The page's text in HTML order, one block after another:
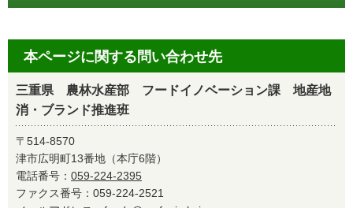
本ページに関する問い合わせ先
三重県 農林水産部 フードイノベーション課 地産地
消・ブランド推進班
〒514-8570
津市広明町13番地（本庁6階）
電話番号： 059-224-2395
ファクス番号：059-224-2521